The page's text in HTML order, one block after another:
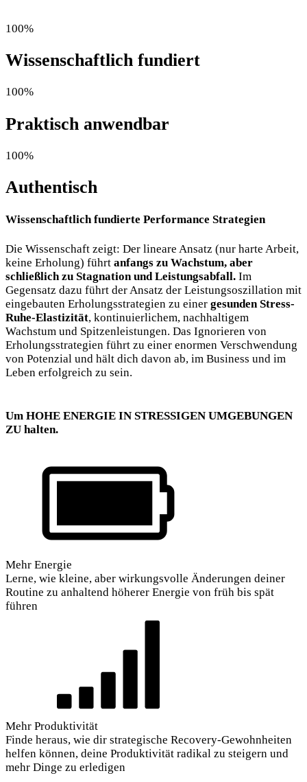
100%
Wissenschaftlich fundiert
100%
Praktisch anwendbar
100%
Authentisch
Wissenschaftlich fundierte Performance Strategien
Die Wissenschaft zeigt: Der lineare Ansatz (nur harte Arbeit,
keine Erholung) führt anfangs zu Wachstum, aber
schließlich zu Stagnation und Leistungsabfall. Im
Gegensatz dazu führt der Ansatz der Leistungsoszillation mit
eingebauten Erholungsstrategien zu einer gesunden Stress-
Ruhe-Elastizität, kontinuierlichem, nachhaltigem
Wachstum und Spitzenleistungen. Das Ignorieren von
Erholungsstrategien führt zu einer enormen Verschwendung
von Potenzial und hält dich davon ab, im Business und im
Leben erfolgreich zu sein.
Um HOHE ENERGIE IN STRESSIGEN UMGEBUNGEN
ZU halten.
Mehr Energie
Lerne, wie kleine, aber wirkungsvolle Änderungen deiner
Routine zu anhaltend höherer Energie von früh bis spät
führen
Mehr Produktivität
Finde heraus, wie dir strategische Recovery-Gewohnheiten
helfen können, deine Produktivität radikal zu steigern und
mehr Dinge zu erledigen